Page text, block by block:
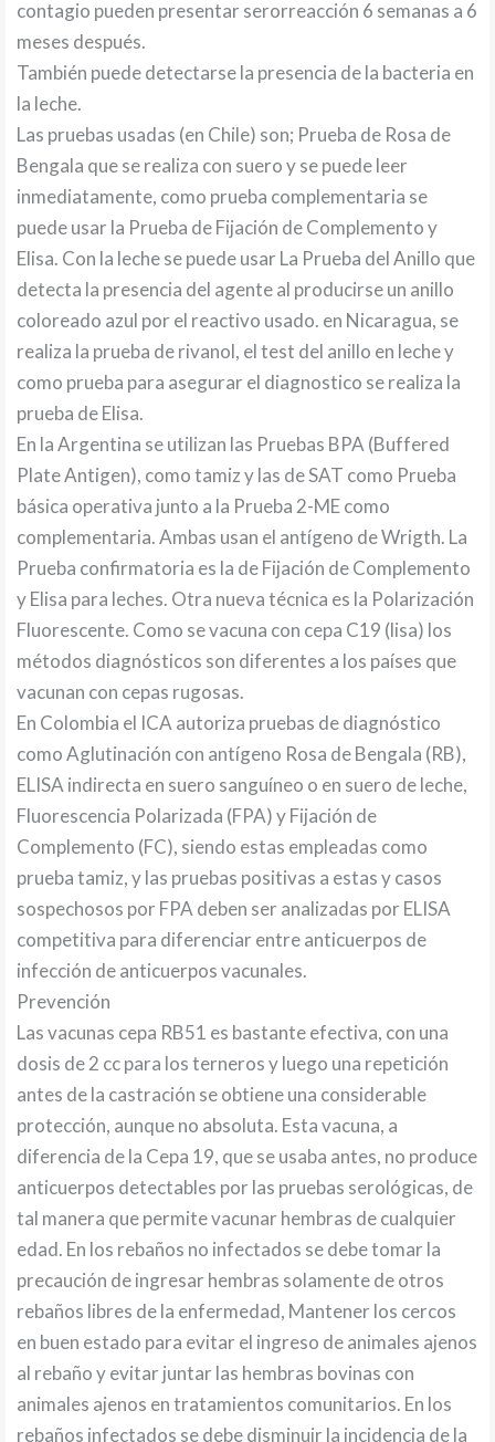
contagio pueden presentar serorreacción 6 semanas a 6
meses después.
También puede detectarse la presencia de la bacteria en
la leche.
Las pruebas usadas (en Chile) son; Prueba de Rosa de
Bengala que se realiza con suero y se puede leer
inmediatamente, como prueba complementaria se
puede usar la Prueba de Fijación de Complemento y
Elisa. Con la leche se puede usar La Prueba del Anillo que
detecta la presencia del agente al producirse un anillo
coloreado azul por el reactivo usado. en Nicaragua, se
realiza la prueba de rivanol, el test del anillo en leche y
como prueba para asegurar el diagnostico se realiza la
prueba de Elisa.
En la Argentina se utilizan las Pruebas BPA (Buffered
Plate Antigen), como tamiz y las de SAT como Prueba
básica operativa junto a la Prueba 2-ME como
complementaria. Ambas usan el antígeno de Wrigth. La
Prueba confirmatoria es la de Fijación de Complemento
y Elisa para leches. Otra nueva técnica es la Polarización
Fluorescente. Como se vacuna con cepa C19 (lisa) los
métodos diagnósticos son diferentes a los países que
vacunan con cepas rugosas.
En Colombia el ICA autoriza pruebas de diagnóstico
como Aglutinación con antígeno Rosa de Bengala (RB),
ELISA indirecta en suero sanguíneo o en suero de leche,
Fluorescencia Polarizada (FPA) y Fijación de
Complemento (FC), siendo estas empleadas como
prueba tamiz, y las pruebas positivas a estas y casos
sospechosos por FPA deben ser analizadas por ELISA
competitiva para diferenciar entre anticuerpos de
infección de anticuerpos vacunales.
Prevención
Las vacunas cepa RB51 es bastante efectiva, con una
dosis de 2 cc para los terneros y luego una repetición
antes de la castración se obtiene una considerable
protección, aunque no absoluta. Esta vacuna, a
diferencia de la Cepa 19, que se usaba antes, no produce
anticuerpos detectables por las pruebas serológicas, de
tal manera que permite vacunar hembras de cualquier
edad. En los rebaños no infectados se debe tomar la
precaución de ingresar hembras solamente de otros
rebaños libres de la enfermedad, Mantener los cercos
en buen estado para evitar el ingreso de animales ajenos
al rebaño y evitar juntar las hembras bovinas con
animales ajenos en tratamientos comunitarios. En los
rebaños infectados se debe disminuir la incidencia de la